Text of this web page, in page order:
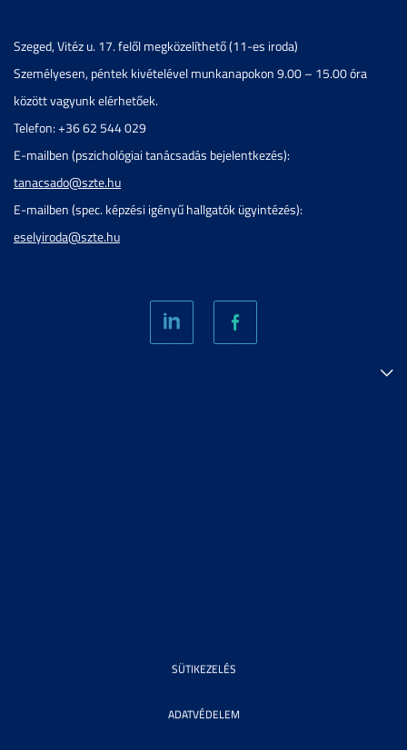
Szeged, Vitéz u. 17. felől megközelíthető (11-es iroda)
Személyesen, péntek kivételével munkanapokon 9.00 – 15.00 óra
között vagyunk elérhetőek.
Telefon: +36 62 544 029
E-mailben (pszichológiai tanácsadás bejelentkezés):
tanacsado@szte.hu
E-mailben (spec. képzési igényű hallgatók ügyintézés):
eselyiroda@szte.hu
SÜTIKEZELÉS
ADATVÉDELEM